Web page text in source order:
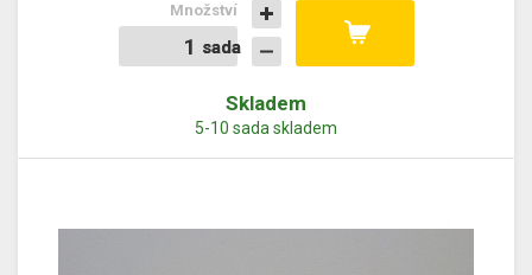
sada
sada
Množství
Skladem
5-10 sada skladem